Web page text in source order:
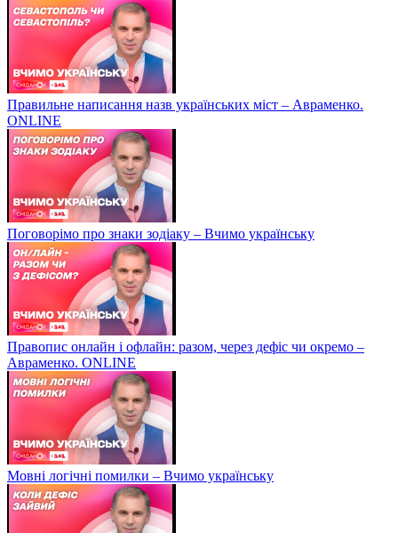
Правильне написання назв українських міст – Авраменко.
ONLINE
Поговорімо про знаки зодіаку – Вчимо українську
Правопис онлайн і офлайн: разом, через дефіс чи окремо –
Авраменко. ONLINE
Мовні логічні помилки – Вчимо українську